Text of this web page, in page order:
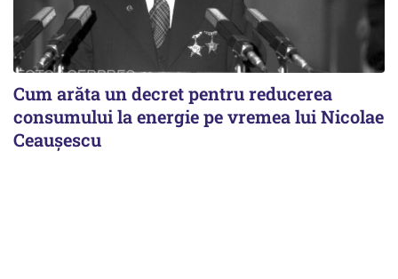
Cum arăta un decret pentru reducerea
consumului la energie pe vremea lui Nicolae
Ceaușescu